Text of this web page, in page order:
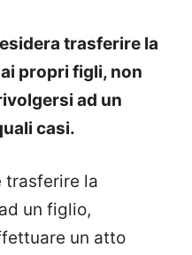
trasferire la
propri figli, non
ad un
casi.
trasferire la
un figlio,
un atto